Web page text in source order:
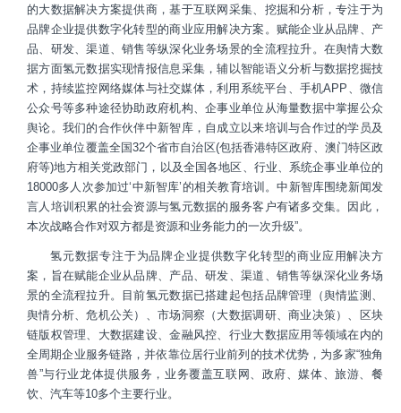
的大数据解决方案提供商，基于互联网采集、挖掘和分析，专注于为
品牌企业提供数字化转型的商业应用解决方案。赋能企业从品牌、产
品、研发、渠道、销售等纵深化业务场景的全流程拉升。在舆情大数
据方面氢元数据实现情报信息采集，辅以智能语义分析与数据挖掘技
术，持续监控网络媒体与社交媒体，利用系统平台、手机APP、微信
公众号等多种途径协助政府机构、企事业单位从海量数据中掌握公众
舆论。我们的合作伙伴中新智库，自成立以来培训与合作过的学员及
企事业单位覆盖全国32个省市自治区(包括香港特区政府、澳门特区政
府等)地方相关党政部门，以及全国各地区、行业、系统企事业单位的
18000多人次参加过‘中新智库’的相关教育培训。中新智库围绕新闻发
言人培训积累的社会资源与氢元数据的服务客户有诸多交集。因此，
本次战略合作对双方都是资源和业务能力的一次升级”。
氢元数据专注于为品牌企业提供数字化转型的商业应用解决方
案，旨在赋能企业从品牌、产品、研发、渠道、销售等纵深化业务场
景的全流程拉升。目前氢元数据已搭建起包括品牌管理（舆情监测、
舆情分析、危机公关）、市场洞察（大数据调研、商业决策）、区块
链版权管理、大数据建设、金融风控、行业大数据应用等领域在内的
全周期企业服务链路，并依靠位居行业前列的技术优势，为多家“独角
兽”与行业龙体提供服务，业务覆盖互联网、政府、媒体、旅游、餐
饮、汽车等10多个主要行业。